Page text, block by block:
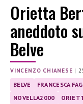
Orietta
aneddoto
Belve
VINCENZO CHIANESE |
BELVE FRANCESCA
NOVELLA2000